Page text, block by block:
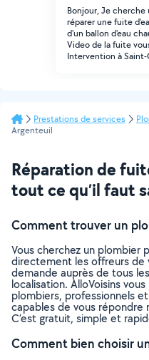
Bonjour, Je
réparer une fuite
d'un ballon d'eau
Video de la fuite
Intervention à
Prestations de services
Argenteuil
Réparation de
tout ce qu’il faut
Comment trouver un
Vous cherchez un plombier
directement les offreurs de
demande auprès de tous
localisation. AlloVoisins
plombiers, professionnels
capables de vous répondre
C’est gratuit, simple et
Comment bien choisir